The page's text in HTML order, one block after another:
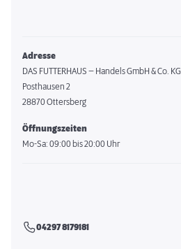
Adresse
DAS FUTTERHAUS – Handels GmbH & Co. KG
Posthausen 2
28870 Ottersberg
Öffnungszeiten
Mo-Sa: 09:00 bis 20:00 Uhr
04297 8179181